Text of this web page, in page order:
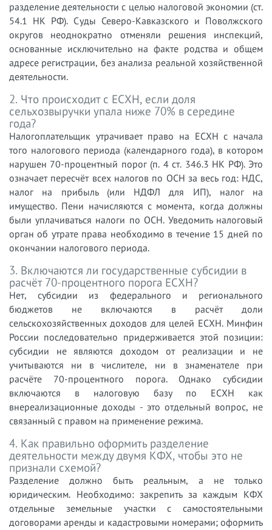
разделение деятельности с целью налоговой экономии (ст.
54.1 НК РФ). Суды Северо-Кавказского и Поволжского
округов неоднократно отменяли решения инспекций,
основанные исключительно на факте родства и общем
адресе регистрации, без анализа реальной хозяйственной
деятельности.
2. Что происходит с ЕСХН, если доля
сельхозвыручки упала ниже 70% в середине
года?
Налогоплательщик утрачивает право на ЕСХН с начала
того налогового периода (календарного года), в котором
нарушен 70-процентный порог (п. 4 ст. 346.3 НК РФ). Это
означает пересчёт всех налогов по ОСН за весь год: НДС,
налог на прибыль (или НДФЛ для ИП), налог на
имущество. Пени начисляются с момента, когда должны
были уплачиваться налоги по ОСН. Уведомить налоговый
орган об утрате права необходимо в течение 15 дней по
окончании налогового периода.
3. Включаются ли государственные субсидии в
расчёт 70-процентного порога ЕСХН?
Нет, субсидии из федерального и регионального
бюджетов не включаются в расчёт доли
сельскохозяйственных доходов для целей ЕСХН. Минфин
России последовательно придерживается этой позиции:
субсидии не являются доходом от реализации и не
учитываются ни в числителе, ни в знаменателе при
расчёте 70-процентного порога. Однако субсидии
включаются в налоговую базу по ЕСХН как
внереализационные доходы - это отдельный вопрос, не
связанный с правом на применение режима.
4. Как правильно оформить разделение
деятельности между двумя КФХ, чтобы это не
признали схемой?
Разделение должно быть реальным, а не только
юридическим. Необходимо: закрепить за каждым КФХ
отдельные земельные участки с самостоятельными
договорами аренды и кадастровыми номерами; оформить